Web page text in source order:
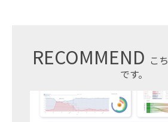
RECOMMEND こ
です。